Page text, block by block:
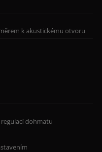
k akustickému otvoru
dohmatu